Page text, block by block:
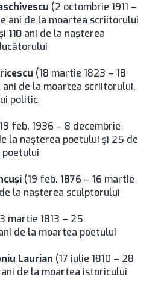
(2 octombrie 1911 –
ani de la moartea scriitorului
110 ani de la nașterea
(18 martie 1823 – 18
ani de la moartea scriitorului,
politic
feb. 1936 – 8 decembrie
la naşterea poetului și 25 de
poetului
(19 feb. 1876 – 16 martie
la naşterea sculptorului
martie 1813 – 25
de la moartea poetului
Laurian (17 iulie 1810 – 28
de la moartea istoricului